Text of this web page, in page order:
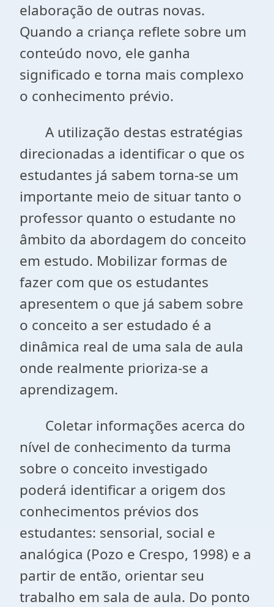
elaboração de outras novas.
Quando a criança reflete sobre um
conteúdo novo, ele ganha
significado e torna mais complexo
o conhecimento prévio.
A utilização destas estratégias
direcionadas a identificar o que os
estudantes já sabem torna-se um
importante meio de situar tanto o
professor quanto o estudante no
âmbito da abordagem do conceito
em estudo. Mobilizar formas de
fazer com que os estudantes
apresentem o que já sabem sobre
o conceito a ser estudado é a
dinâmica real de uma sala de aula
onde realmente prioriza-se a
aprendizagem.
Coletar informações acerca do
nível de conhecimento da turma
sobre o conceito investigado
poderá identificar a origem dos
conhecimentos prévios dos
estudantes: sensorial, social e
analógica (Pozo e Crespo, 1998) e a
partir de então, orientar seu
trabalho em sala de aula. Do ponto